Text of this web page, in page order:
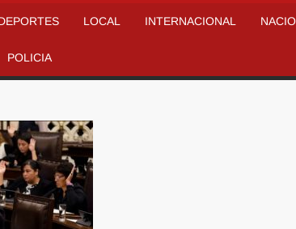
LOCAL INTERNACIONAL
POLICIA